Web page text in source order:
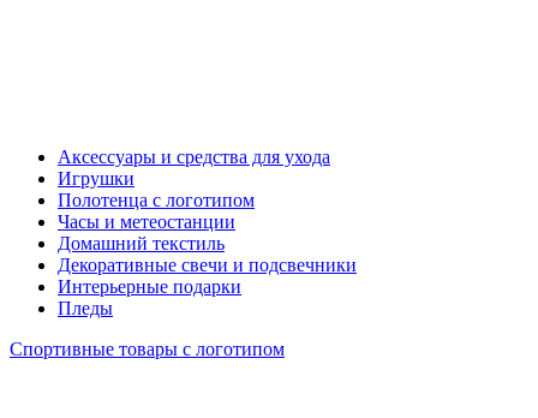
Аксессуары и средства для ухода
Игрушки
Полотенца с логотипом
Часы и метеостанции
Домашний текстиль
Декоративные свечи и подсвечники
Интерьерные подарки
Пледы
Спортивные товары с логотипом